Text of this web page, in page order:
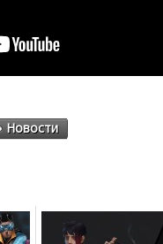
Новости